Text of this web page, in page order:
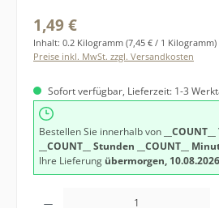
Regulärer Preis:
1,49 €
Inhalt: 0.2 Kilogramm (7,45 € / 1 Kilogramm)
Preise inkl. MwSt. zzgl. Versandkosten
Sofort verfügbar, Lieferzeit: 1-3
Bestellen Sie innerhalb von
__COUNT__ Stunden
__COUNT__
Ihre Lieferung übermorgen, 10.08.2026